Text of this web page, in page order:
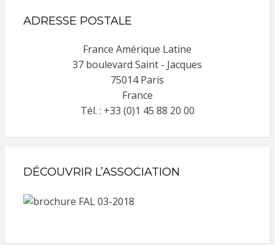
ADRESSE POSTALE
France Amérique Latine
37 boulevard Saint - Jacques
75014 Paris
France
Tél. : +33 (0)1 45 88 20 00
DÉCOUVRIR L’ASSOCIATION